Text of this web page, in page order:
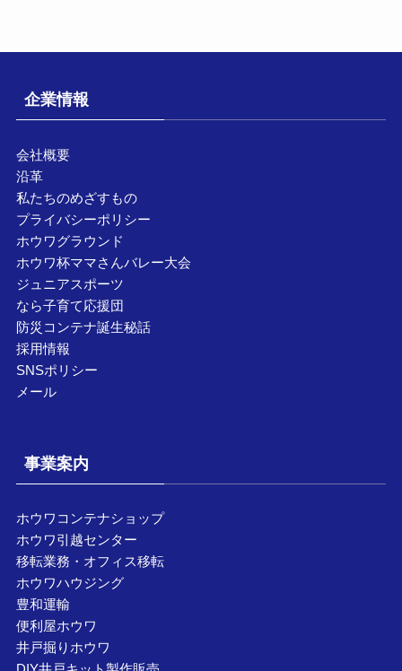
企業情報
会社概要
沿革
私たちのめざすもの
プライバシーポリシー
ホウワグラウンド
ホウワ杯ママさんバレー大会
ジュニアスポーツ
なら子育て応援団
防災コンテナ誕生秘話
採用情報
SNSポリシー
メール
事業案内
ホウワコンテナショップ
ホウワ引越センター
移転業務・オフィス移転
ホウワハウジング
豊和運輸
便利屋ホウワ
井戸掘りホウワ